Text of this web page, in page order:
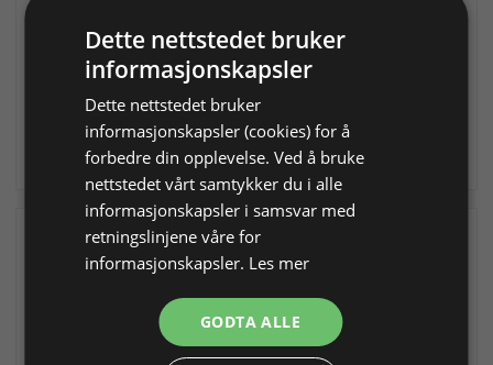
tidl. modell 400
Varenr. 241231 På lager
6.856,00 NOK
Info
Legg i
handlekurv
Varenr. 241232
7.192,00 NOK
Info
Dette nettstedet bruker
informasjonskapsler
Dette nettstedet bruker
informasjonskapsler (cookies) for å
forbedre din opplevelse. Ved å bruke
nettstedet vårt samtykker du i alle
informasjonskapsler i samsvar med
retningslinjene våre for
informasjonskapsler. Les mer
GODTA ALLE